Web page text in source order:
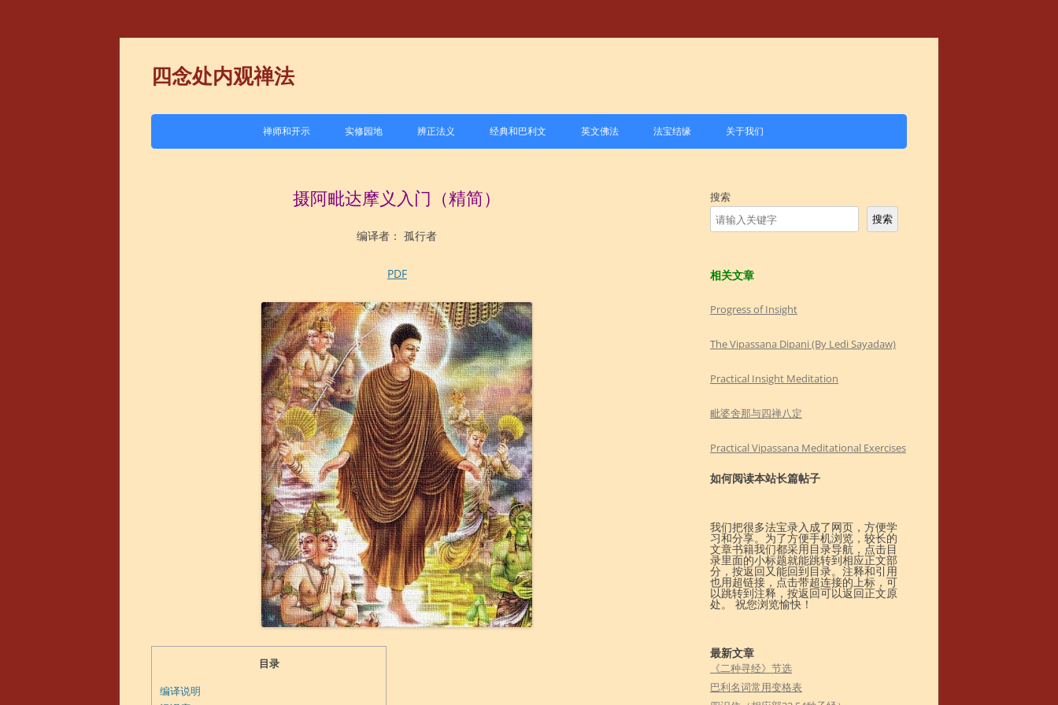
四念处内观禅法
跳
至
正
文
禅师和开示
2.班迪达尊者
3.恰宓尊者
实修园地
2.禅修与健康
过时信息
辨正法义
2.定学
经典和巴利文 英文佛法 法宝结缘 关于我们
摄阿毗达摩义入门（精简）
编译者： 孤行者
PDF
目录
编译说明
搜索
搜索
相关文章
Progress of Insight
The Vipassana Dipani (By Ledi Sayadaw)
Practical Insight Meditation
毗婆舍那与四禅八定
Practical Vipassana Meditational Exercises
如何阅读本站长篇帖子
我们把很多法宝录入成了网页，方便学
习和分享。为了方便手机浏览，较长的
文章书籍我们都采用目录导航，点击目
录里面的小标题就能跳转到相应正文部
分，按返回又能回到目录。注释和引用
也用超链接，点击带超连接的上标，可
以跳转到注释，按返回可以返回正文原
处。 祝您浏览愉快！
最新文章
《二种寻经》节选
巴利名词常用变格表